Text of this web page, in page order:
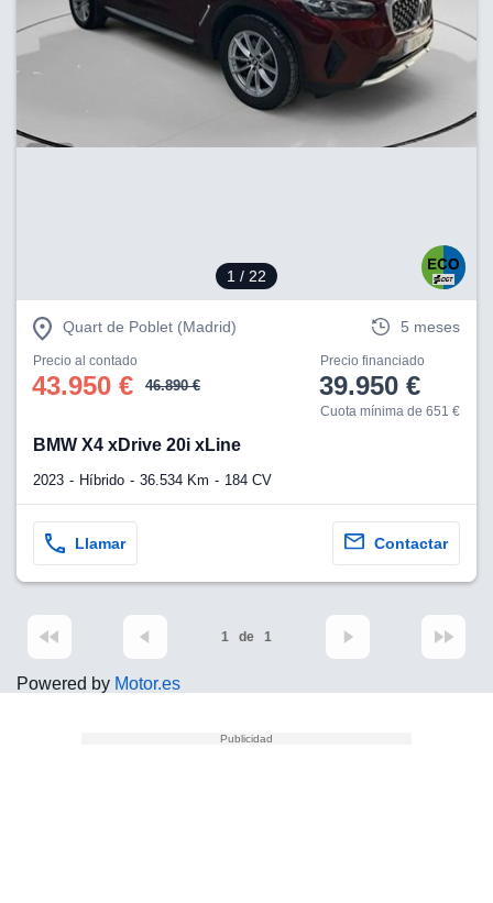
1 / 22
Quart de Poblet (Madrid) 5 meses
Precio al contado
43.950 € 46.890 €
Precio financiado
39.950 €
Cuota mínima de 651 €
BMW X4 xDrive 20i xLine
2023 Híbrido 36.534 Km 184 CV
Llamar Contactar
1 de 1
Powered by Motor.es